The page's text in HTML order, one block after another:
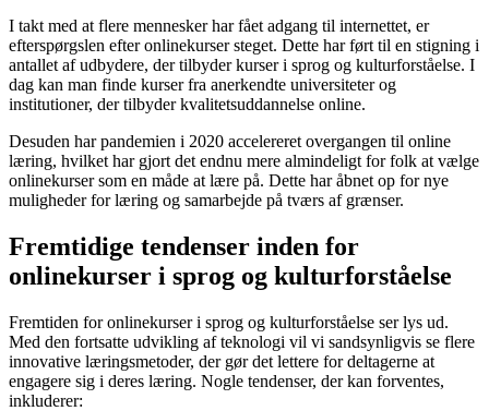
I takt med at flere mennesker har fået adgang til internettet, er
efterspørgslen efter onlinekurser steget. Dette har ført til en stigning i
antallet af udbydere, der tilbyder kurser i sprog og kulturforståelse. I
dag kan man finde kurser fra anerkendte universiteter og
institutioner, der tilbyder kvalitetsuddannelse online.
Desuden har pandemien i 2020 accelereret overgangen til online
læring, hvilket har gjort det endnu mere almindeligt for folk at vælge
onlinekurser som en måde at lære på. Dette har åbnet op for nye
muligheder for læring og samarbejde på tværs af grænser.
Fremtidige tendenser inden for
onlinekurser i sprog og kulturforståelse
Fremtiden for onlinekurser i sprog og kulturforståelse ser lys ud.
Med den fortsatte udvikling af teknologi vil vi sandsynligvis se flere
innovative læringsmetoder, der gør det lettere for deltagerne at
engagere sig i deres læring. Nogle tendenser, der kan forventes,
inkluderer: